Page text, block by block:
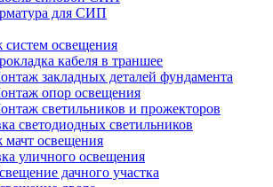
для СИП
освещения
кабеля в траншее
закладных деталей фундамента
опор освещения
светильников и прожекторов
светодиодных светильников
освещения
уличного освещения
дачного участка